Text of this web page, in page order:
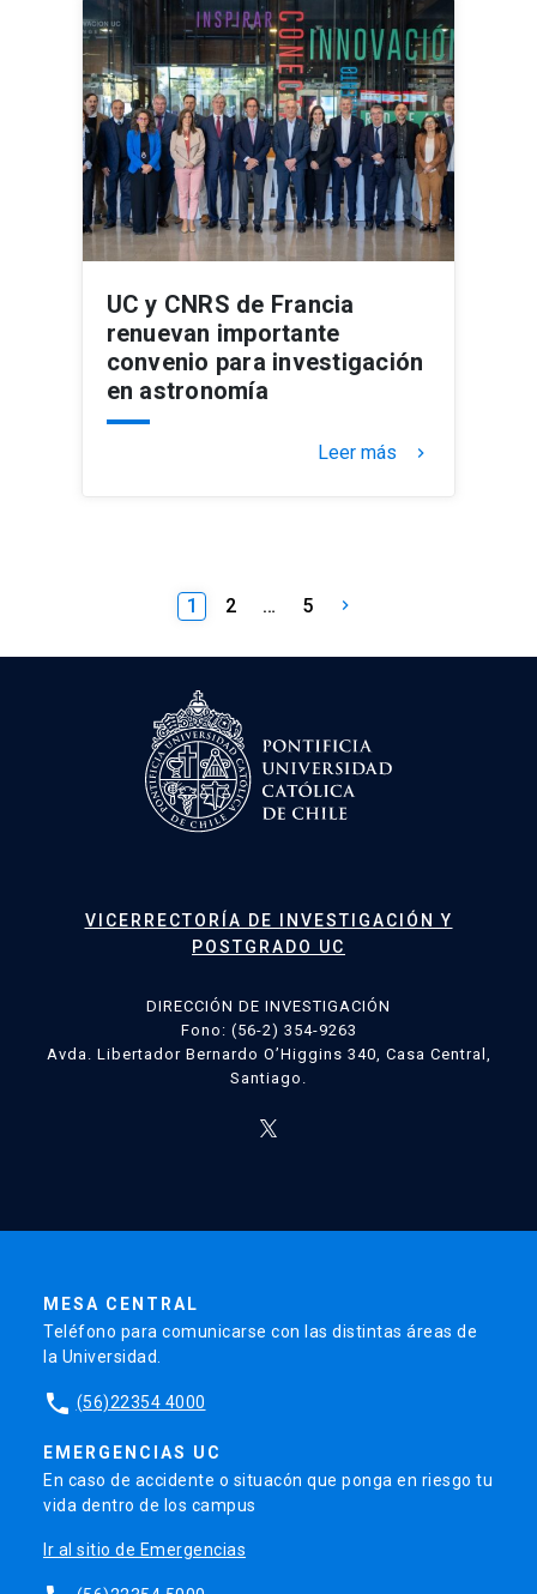
UC y CNRS de Francia
renuevan importante
convenio para investigación
en astronomía
Leer más keyboard_arrow_right
entradas
1 2 … 5 keyboard_arrow_right
VICERRECTORÍA DE INVESTIGACIÓN Y
POSTGRADO UC
DIRECCIÓN DE INVESTIGACIÓN
Fono: (56-2) 354-9263
Avda. Libertador Bernardo O’Higgins 340, Casa Central,
Santiago.
MESA CENTRAL
Teléfono para comunicarse con las distintas áreas de
la Universidad.
phone (56)22354 4000
EMERGENCIAS UC
En caso de accidente o situacón que ponga en riesgo tu
vida dentro de los campus
Ir al sitio de Emergencias